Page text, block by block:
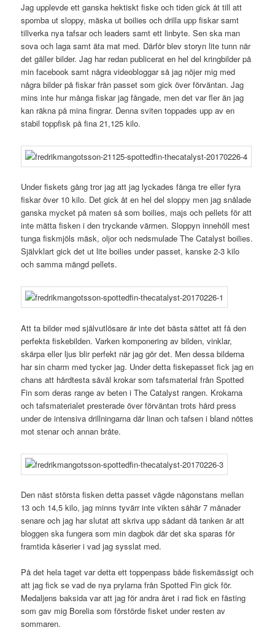
Jag upplevde ett ganska hektiskt fiske och tiden gick åt till att
spomba ut sloppy, mäska ut boilies och drilla upp fiskar samt
tillverka nya tafsar och leaders samt ett linbyte. Sen ska man
sova och laga samt äta mat med. Därför blev storyn lite tunn när
det gäller bilder. Jag har redan publicerat en hel del kringbilder på
min facebook samt några videobloggar så jag nöjer mig med
några bilder på fiskar från passet som gick över förväntan. Jag
mins inte hur många fiskar jag fångade, men det var fler än jag
kan räkna på mina fingrar. Denna sviten toppades upp av en
stabil toppfisk på fina 21,125 kilo.
Under fiskets gång tror jag att jag lyckades fånga tre eller fyra
fiskar över 10 kilo. Det gick åt en hel del sloppy men jag snålade
ganska mycket på maten så som boilies, majs och pellets för att
inte mätta fisken i den tryckande värmen. Sloppyn innehöll mest
tunga fiskmjöls mäsk, oljor och nedsmulade The Catalyst boilies.
Självklart gick det ut lite boilies under passet, kanske 2-3 kilo
och samma mängd pellets.
Att ta bilder med självutlösare är inte det bästa sättet att få den
perfekta fiskebilden. Varken komponering av bilden, vinklar,
skärpa eller ljus blir perfekt när jag gör det. Men dessa bilderna
har sin charm med tycker jag. Under detta fiskepasset fick jag en
chans att hårdtesta såväl krokar som tafsmaterial från Spotted
Fin som deras range av beten i The Catalyst rangen. Krokarna
och tafsmaterialet presterade över förväntan trots hård press
under de intensiva drillningarna där linan och tafsen i bland nöttes
mot stenar och annan bråte.
Den näst största fisken detta passet vägde någonstans mellan
13 och 14,5 kilo, jag minns tyvärr inte vikten såhär 7 månader
senare och jag har slutat att skriva upp sådant då tanken är att
bloggen ska fungera som min dagbok där det ska sparas för
framtida kåserier i vad jag sysslat med.
På det hela taget var detta ett toppenpass både fiskemässigt och
att jag fick se vad de nya prylarna från Spotted Fin gick för.
Medaljens baksida var att jag för andra året i rad fick en fästing
som gav mig Borelia som förstörde fisket under resten av
sommaren.